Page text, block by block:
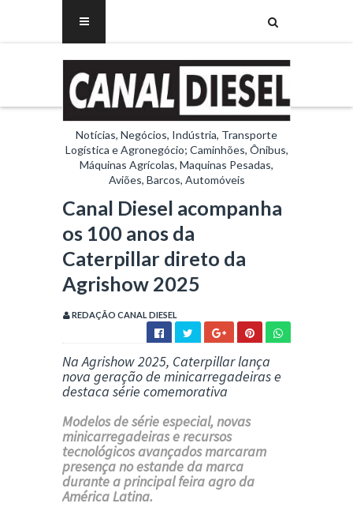
Notícias, Negócios, Indústria, Transporte
Logística e Agronegócio; Caminhões, Ônibus,
Máquinas Agrícolas, Maquinas Pesadas,
Aviões, Barcos, Automóveis
Canal Diesel acompanha
os 100 anos da
Caterpillar direto da
Agrishow 2025
REDAÇÃO CANAL DIESEL
Na Agrishow 2025, Caterpillar lança
nova geração de minicarregadeiras e
destaca série comemorativa
Modelos de série especial, novas
minicarregadeiras e recursos
tecnológicos avançados marcaram
presença no estande da marca
durante a principal feira agro da
América Latina.